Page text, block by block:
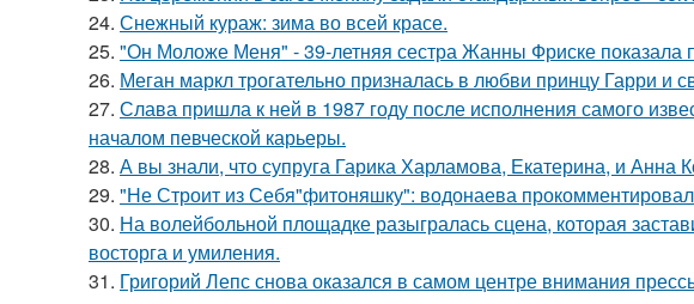
24. Снежный кураж: зима во всей красе.
25. "Он Моложе Меня" - 39-летняя сестра Жанны Фриске показала
26. Меган маркл трогательно призналась в любви принцу Гарри и
27. Слава пришла к ней в 1987 году после исполнения самого
началом певческой карьеры.
28. А вы знали, что супруга Гарика Харламова, Екатерина, и Анна
29. "Не Строит из Себя"фитоняшку": водонаева
30. На волейбольной площадке разыгралась сцена, которая
восторга и умиления.
31. Григорий Лепс снова оказался в самом центре внимания